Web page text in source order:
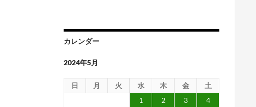
カレンダー
2024年5月
日 月 火 水 木 金
土
1
2 3
4